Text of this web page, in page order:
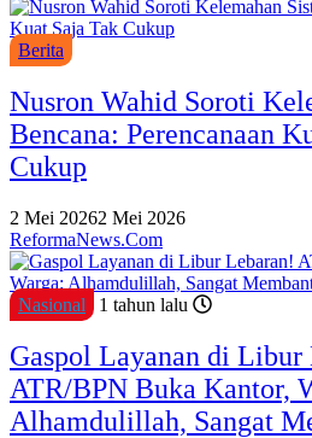
Berita
Nusron Wahid Soroti
Bencana: Perencanaan
Cukup
2 Mei 20262 Mei 2026
ReformaNews.Com
Nasional 1 tahun lalu
Gaspol Layanan di Libur
ATR/BPN Buka Kantor,
Alhamdulillah, Sangat